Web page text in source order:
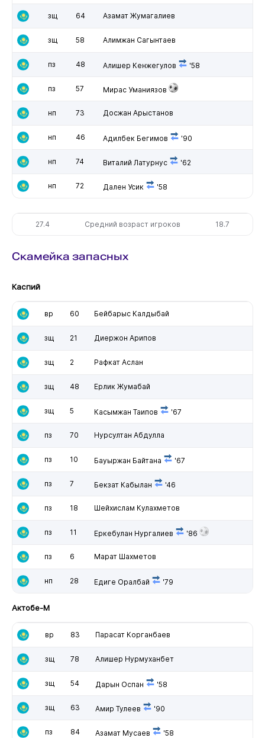
зщ 64 Азамат Жумагалиев
зщ 58 Алимжан Сагынтаев
пз 48 Алишер Кенжегулов '58
пз 57 Мирас Уманиязов
нп 73 Досжан Арыстанов
нп 46 Адилбек Бегимов '90
нп 74 Виталий Латурнус '62
нп 72 Дален Усик '58
27.4 Средний возраст игроков 18.7
Скамейка запасных
Каспий
вр 60 Бейбарыс Калдыбай
зщ 21 Диержон Арипов
зщ 2 Рафкат Аслан
зщ 48 Ерлик Жумабай
зщ 5 Касымжан Таипов '67
пз 70 Нурсултан Абдулла
пз 10 Бауыржан Байтана '67
пз 7 Бекзат Кабылан '46
пз 18 Шейхислам Кулахметов
пз 11 Еркебулан Нургалиев '86
пз 6 Марат Шахметов
нп 28 Едиге Оралбай '79
Актобе-М
вр 83 Парасат Корганбаев
зщ 78 Алишер Нурмуханбет
зщ 54 Дарын Оспан '58
зщ 63 Амир Тулеев '90
пз 84 Азамат Мусаев '58